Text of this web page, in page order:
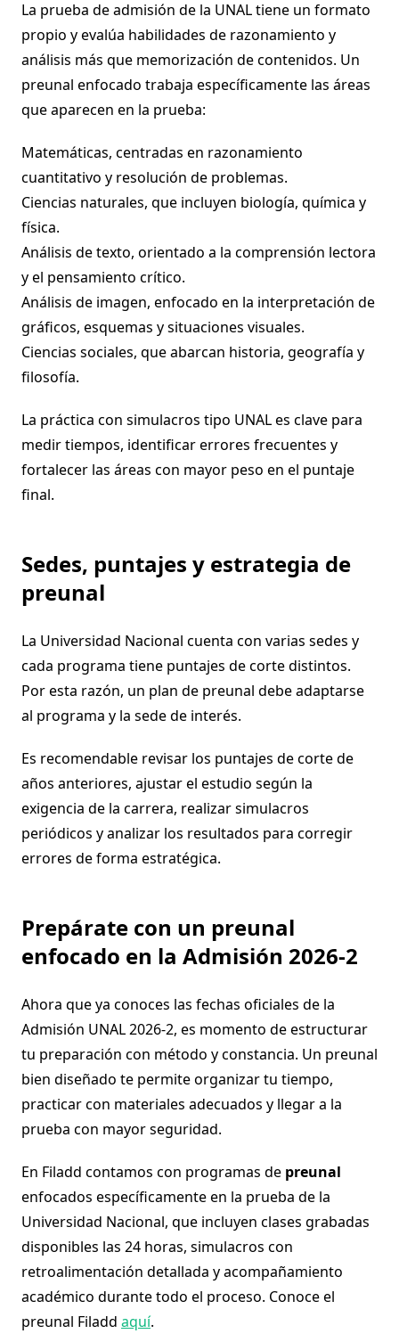
La prueba de admisión de la UNAL tiene un formato
propio y evalúa habilidades de razonamiento y
análisis más que memorización de contenidos. Un
preunal enfocado trabaja específicamente las áreas
que aparecen en la prueba:
Matemáticas, centradas en razonamiento
cuantitativo y resolución de problemas.
Ciencias naturales, que incluyen biología, química y
física.
Análisis de texto, orientado a la comprensión lectora
y el pensamiento crítico.
Análisis de imagen, enfocado en la interpretación de
gráficos, esquemas y situaciones visuales.
Ciencias sociales, que abarcan historia, geografía y
filosofía.
La práctica con simulacros tipo UNAL es clave para
medir tiempos, identificar errores frecuentes y
fortalecer las áreas con mayor peso en el puntaje
final.
Sedes, puntajes y estrategia de
preunal
La Universidad Nacional cuenta con varias sedes y
cada programa tiene puntajes de corte distintos.
Por esta razón, un plan de preunal debe adaptarse
al programa y la sede de interés.
Es recomendable revisar los puntajes de corte de
años anteriores, ajustar el estudio según la
exigencia de la carrera, realizar simulacros
periódicos y analizar los resultados para corregir
errores de forma estratégica.
Prepárate con un preunal
enfocado en la Admisión 2026-2
Ahora que ya conoces las fechas oficiales de la
Admisión UNAL 2026-2, es momento de estructurar
tu preparación con método y constancia. Un preunal
bien diseñado te permite organizar tu tiempo,
practicar con materiales adecuados y llegar a la
prueba con mayor seguridad.
En Filadd contamos con programas de preunal
enfocados específicamente en la prueba de la
Universidad Nacional, que incluyen clases grabadas
disponibles las 24 horas, simulacros con
retroalimentación detallada y acompañamiento
académico durante todo el proceso. Conoce el
preunal Filadd aquí.